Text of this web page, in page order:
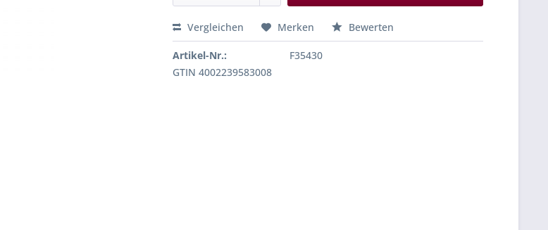
Vergleichen Merken Bewerten
Artikel-Nr.:
F35430
GTIN 4002239583008